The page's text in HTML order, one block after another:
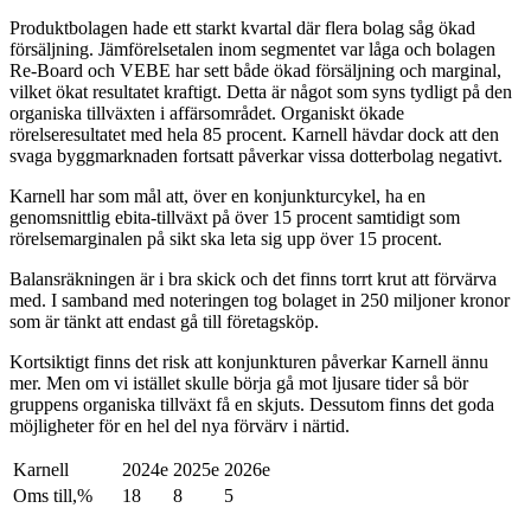
Produktbolagen hade ett starkt kvartal där flera bolag såg ökad
försäljning. Jämförelsetalen inom segmentet var låga och bolagen
Re-Board och VEBE har sett både ökad försäljning och marginal,
vilket ökat resultatet kraftigt. Detta är något som syns tydligt på den
organiska tillväxten i affärsområdet. Organiskt ökade
rörelseresultatet med hela 85 procent. Karnell hävdar dock att den
svaga byggmarknaden fortsatt påverkar vissa dotterbolag negativt.
Karnell har som mål att, över en konjunkturcykel, ha en
genomsnittlig ebita-tillväxt på över 15 procent samtidigt som
rörelsemarginalen på sikt ska leta sig upp över 15 procent.
Balansräkningen är i bra skick och det finns torrt krut att förvärva
med. I samband med noteringen tog bolaget in 250 miljoner kronor
som är tänkt att endast gå till företagsköp.
Kortsiktigt finns det risk att konjunkturen påverkar Karnell ännu
mer. Men om vi istället skulle börja gå mot ljusare tider så bör
gruppens organiska tillväxt få en skjuts. Dessutom finns det goda
möjligheter för en hel del nya förvärv i närtid.
Karnell 2024e 2025e 2026e
Oms till,%
18 8
5